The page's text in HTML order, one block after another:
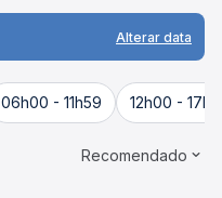
Alterar data
06h00 - 11h59 12h00 -
Recomendado